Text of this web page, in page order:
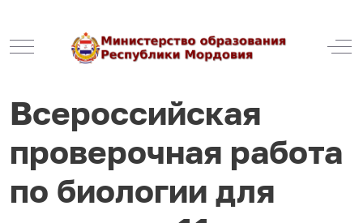
Mobile Menu Toggle
Всероссийская
проверочная работа
по биологии для